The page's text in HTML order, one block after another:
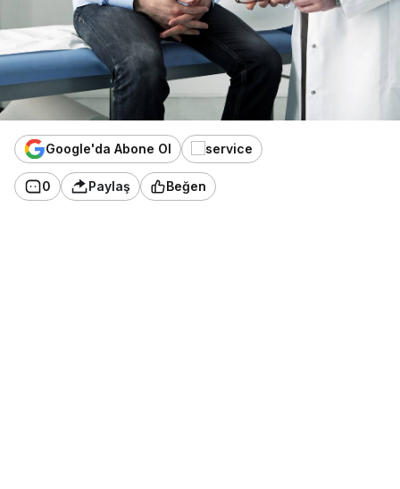
Google'da Abone Ol
0 Paylaş Beğen